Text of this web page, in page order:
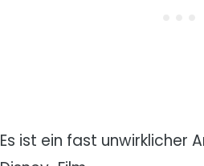
Es ist ein fast unwirklicher